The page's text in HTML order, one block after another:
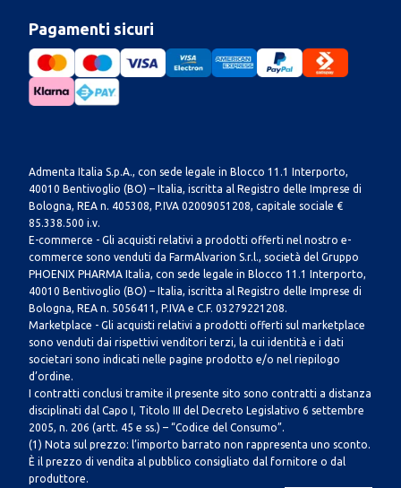
Pagamenti sicuri
Admenta Italia S.p.A., con sede legale in Blocco 11.1 Interporto,
40010 Bentivoglio (BO) – Italia, iscritta al Registro delle Imprese di
Bologna, REA n. 405308, P.IVA 02009051208, capitale sociale €
85.338.500 i.v.
E-commerce - Gli acquisti relativi a prodotti offerti nel nostro e-
commerce sono venduti da FarmAlvarion S.r.l., società del Gruppo
PHOENIX PHARMA Italia, con sede legale in Blocco 11.1 Interporto,
40010 Bentivoglio (BO) – Italia, iscritta al Registro delle Imprese di
Bologna, REA n. 5056411, P.IVA e C.F. 03279221208.
Marketplace - Gli acquisti relativi a prodotti offerti sul marketplace
sono venduti dai rispettivi venditori terzi, la cui identità e i dati
societari sono indicati nelle pagine prodotto e/o nel riepilogo
d’ordine.
I contratti conclusi tramite il presente sito sono contratti a distanza
disciplinati dal Capo I, Titolo III del Decreto Legislativo 6 settembre
2005, n. 206 (artt. 45 e ss.) – “Codice del Consumo”.
(1) Nota sul prezzo: l’importo barrato non rappresenta uno sconto.
È il prezzo di vendita al pubblico consigliato dal fornitore o dal
produttore.